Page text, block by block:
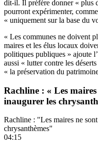
dit-il. Il préfère donner « plus
pourront expérimenter,
« uniquement sur la base du
« Les communes ne doivent
maires et les élus locaux
politiques publiques » ajoute
aussi « lutter contre les
« la préservation du
Rachline : « Les
inaugurer les
Rachline : "Les maires ne
chrysanthèmes"
04:15